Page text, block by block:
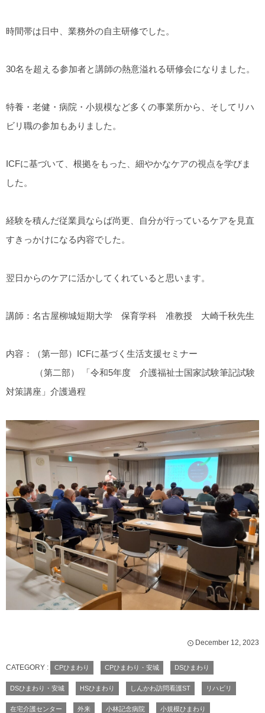
時間帯は日中、業務外の自主研修でした。
30名を超える参加者と講師の熱意溢れる研修会になりました。
特養・老健・病院・小規模など多くの事業所から、そしてリハ
ビリ職の参加もありました。
ICFに基づいて、根拠をもった、細やかなケアの視点を学びま
した。
経験を積んだ従業員ならば尚更、自分が行っているケアを見直
すきっかけになる内容でした。
翌日からのケアに活かしてくれていると思います。
講師：名古屋柳城短期大学 保育学科 准教授 大崎千秋先生
内容：（第一部）ICFに基づく生活支援セミナー
（第二部） 「令和5年度 介護福祉士国家試験筆記試験
対策講座」介護過程
December 12, 2023
CATEGORY : CPひまわり CPひまわり・安城 DSひまわり
DSひまわり・安城 HSひまわり しんかわ訪問看護ST リハビリ
在宅介護センター 外来 小林記念病院 小規模ひまわり